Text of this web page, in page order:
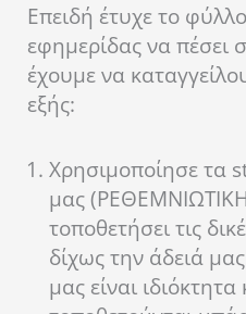
Επειδή έτυχε το
εφημερίδας να πέσει
έχουμε να
εξής:
Χρησιμοποίησε τα
μας
τοποθετήσει τις
δίχως την άδειά
μας είναι